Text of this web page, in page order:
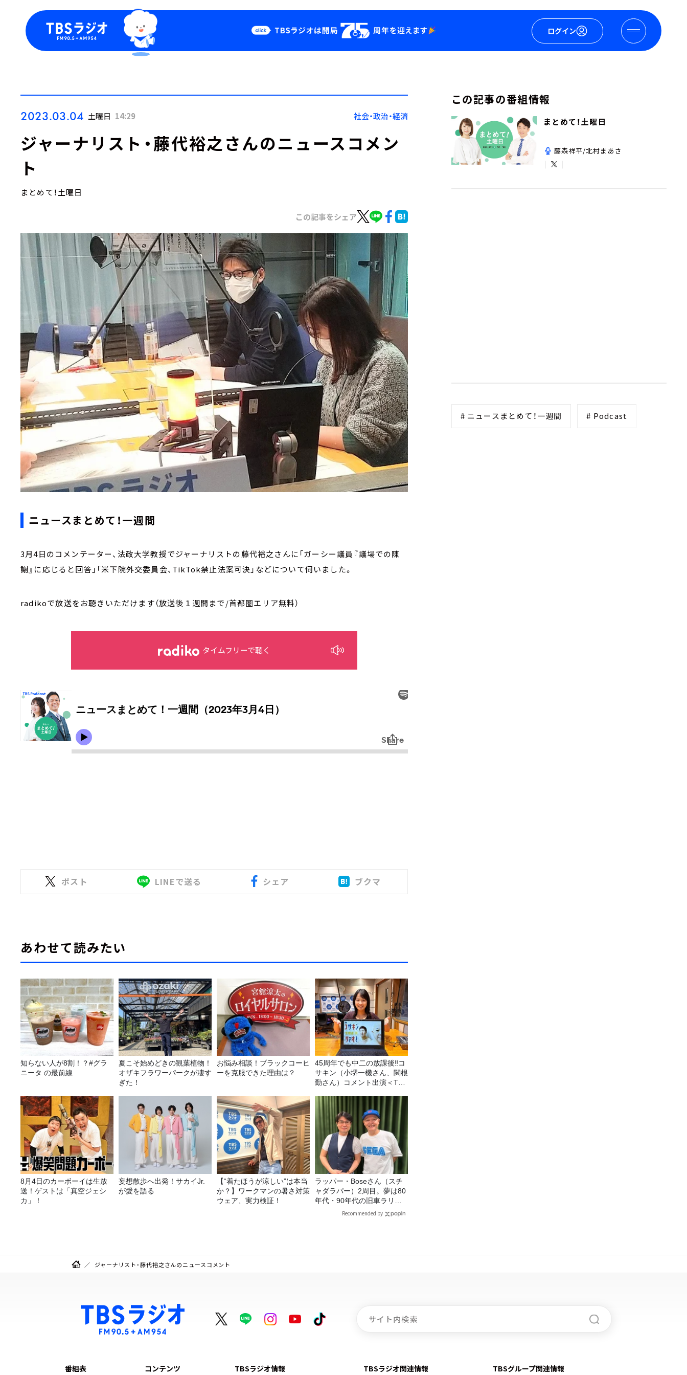
ログイン
Podcast
YouTube
会社情報
2023.03.04 土曜日 14:29 社会・政治・経済
ジャーナリスト・藤代裕之さんのニュースコメン
ト
まとめて！土曜日
この記事をシェア
ニュースまとめて！一週間
3月4日のコメンテーター、法政大学教授でジャーナリストの藤代裕之さんに「ガーシー議員『議場での陳
謝』に応じると回答」「米下院外交委員会、TikTok禁止法案可決」などについて伺いました。
radikoで放送をお聴きいただけます（放送後１週間まで/首都圏エリア無料）
タイムフリーで聴く
ポスト LINEで送る シェア ブクマ
あわせて読みたい
知らない人が8割！？#グラ
ニータ の最前線
夏こそ始めどきの観葉植物！
オザキフラワーパークが凄す
ぎた！
お悩み相談！ブラックコーヒ
ーを克服できた理由は？
45周年でも中二の放課後‼コ
サキン（小堺一機さん、関根
勤さん）コメント出演＜TBS
告＞
8月4日のカーボーイは生放
送！ゲストは「真空ジェシ
カ」！
妄想散歩へ出発！サカイJr.
が愛を語る
【“着たほうが涼しい”は本当
か？】ワークマンの暑さ対策
ウェア、実力検証！
ラッパー・Boseさん（スチ
ャダラパー）2周目。夢は80
年代・90年代の旧車ラリ
Recommended by
この記事の番組情報
まとめて！土曜日
藤森祥平/北村まあさ
# ニュースまとめて！一週間 # Podcast
ジャーナリスト・藤代裕之さんのニュースコメント
番組表 コンテンツ TBSラジオ情報 TBSラジオ関連情報 TBSグループ関連情報